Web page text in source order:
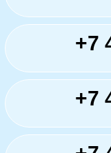
+7
+7